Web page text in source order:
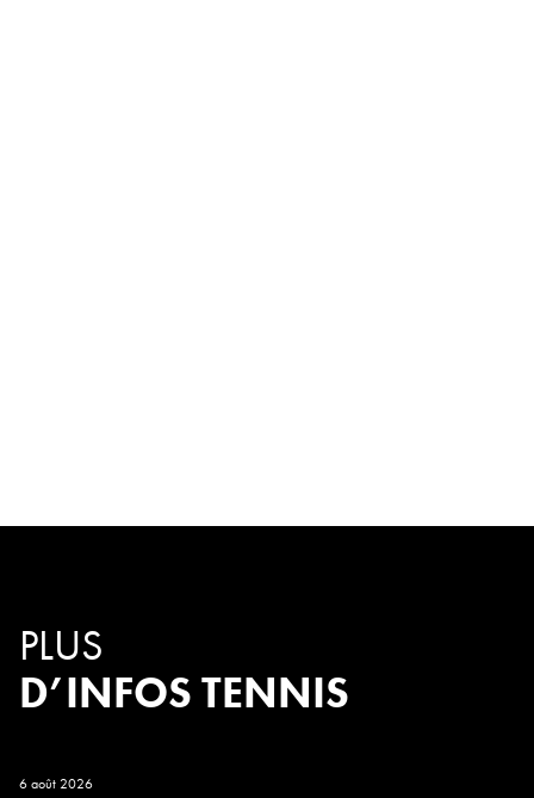
PLUS
D’INFOS TENNIS
6 août 2026